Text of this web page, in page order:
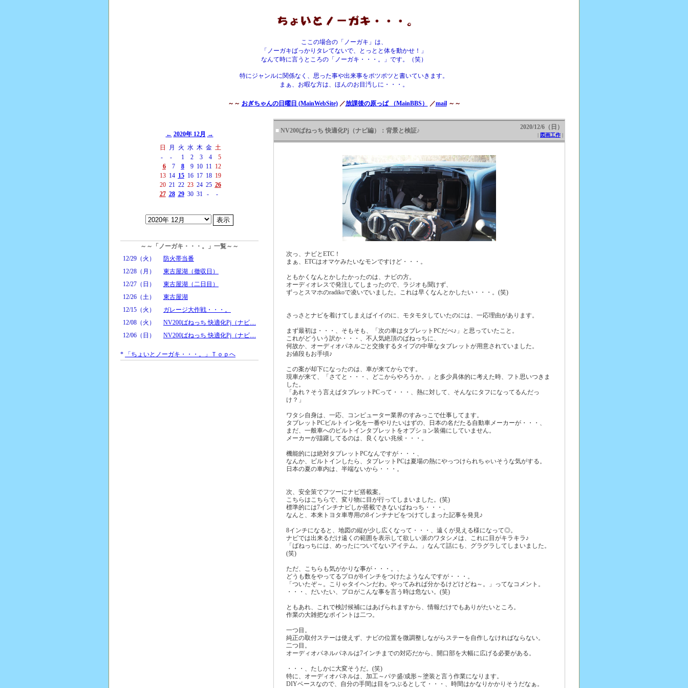
ここの場合の「ノーガキ」は、
「ノーガキばっかりタレてないで、とっとと体を動かせ！」
なんて時に言うところの「ノーガキ・・・。」です。（笑）
特にジャンルに関係なく、思った事や出来事をポツポツと書いていきます。
まぁ、お暇な方は、ほんのお目汚しに・・・。
～～ おぎちゃんの日曜日 (MainWebSite)／放課後の原っぱ （MainBBS） ／mail～～
← 2020年 12月 →
日
月 火 水 木 金 土
-
- 1 2 3 4
5
6
7 8 9 10 11 12
13 14 15 16 17 18 19
20 21 22 23 24 25 26
27 28 29 30 31 - -
～～「ノーガキ・・・。」一覧～～
12/29（火）
防火帯当番
12/28（月）
東古屋湖（撤収日）
12/27（日）
東古屋湖（二日目）
12/26（土）
東古屋湖
12/15（火）
ガレージ大作戦・・・。
12/08（火）
NV200ばねっち 快適化Pj（ナビ....
12/06（日）
NV200ばねっち 快適化Pj（ナビ....
* 「ちょいとノーガキ・・・。」Ｔｏｐへ
■ NV200ばねっち 快適化Pj（ナビ編）：背景と検証♪ 2020/12/6（日）
| 図画工作 |
次っ、ナビとETC！
まぁ、ETCはオマケみたいなモンですけど・・・。
ともかくなんとかしたかったのは、ナビの方。
オーディオレスで発注してしまったので、ラジオも聞けず、
ずっとスマホのradikoで凌いでいました。これは早くなんとかしたい・・・。(笑)
さっさとナビを着けてしまえばイイのに、モタモタしていたのには、一応理由があります。
まず最初は・・・、そもそも、「次の車はタブレットPCだべ♪」と思っていたこと。
これがどういう訳か・・・、不人気絶頂のばねっちに、
何故か、オーディオパネルごと交換するタイプの中華なタブレットが用意されていました。
お値段もお手頃♪
この案が却下になったのは、車が来てからです。
現車が来て、「さてと・・・、どこからやろうか。」と多少具体的に考えた時、フト思いつきま
した。
「あれ？そう言えばタブレットPCって・・・、熱に対して、そんなにタフになってるんだっ
け？」
ワタシ自身は、一応、コンピューター業界のすみっこで仕事してます。
タブレットPCビルトイン化を一番やりたいはずの、日本の名だたる自動車メーカーが・・・、
まだ、一般車へのビルトインタブレットをオプション装備にしていません。
メーカーが躊躇してるのは、良くない兆候・・・。
機能的には絶対タブレットPCなんですが・・・、
なんか、ビルトインしたら、タブレットPCは夏場の熱にやっつけられちゃいそうな気がする。
日本の夏の車内は、半端ないから・・・。
次、安全策でフツーにナビ搭載案。
こちらはこちらで、変り物に目が行ってしまいました。(笑)
標準的には7インチナビしか搭載できないばねっち・・・、
なんと、本来トヨタ車専用の8インチナビをつけてしまった記事を発見♪
8インチになると、地図の縦が少し広くなって・・・、遠くが見える様になって◎。
ナビでは出来るだけ遠くの範囲を表示して欲しい派のワタシメは、これに目がキラキラ♪
「ばねっちには、めったについてないアイテム。」なんて話にも、グラグラしてしまいました。
(笑)
ただ、こちらも気がかりな事が・・・。、
どうも数をやってるプロが8インチをつけたようなんですが・・・。
「ついたぞ～。こりゃタイヘンだわ。やってみれば分かるけどけどね～。」ってなコメント。
・・・、だいたい、プロがこんな事を言う時は危ない。(笑)
ともあれ、これで検討候補にはあげられますから、情報だけでもありがたいところ。
作業の大雑把なポイントは二つ。
一つ目。
純正の取付ステーは使えず、ナビの位置を微調整しながらステーを自作しなければならない。
二つ目。
オーディオパネルパネルは7インチまでの対応だから、開口部を大幅に広げる必要がある。
・・・、たしかに大変そうだ。(笑)
特に、オーディオパネルは、加工～パテ盛/成形～塗装と言う作業になります。
DIYベースなので、自分の手間は目をつぶるとして・・・、時間はかなりかかりそうだなぁ。